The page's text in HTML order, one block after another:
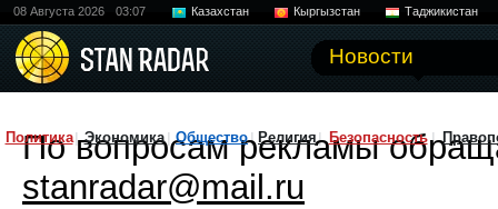
08 Августа 2026 03:07 Казахстан Кыргызстан Таджикистан
Новости
Политика Экономика Общество Религия Безопасность
По вопросам рекламы
stanradar@mail.ru